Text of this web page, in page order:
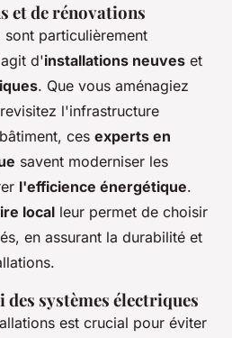
et de rénovations
particulièrement
d'installations neuves et
. Que vous aménagiez
l'infrastructure
ces experts en
savent moderniser les
l'efficience énergétique.
local leur permet de choisir
en assurant la durabilité et
systèmes électriques
est crucial pour éviter